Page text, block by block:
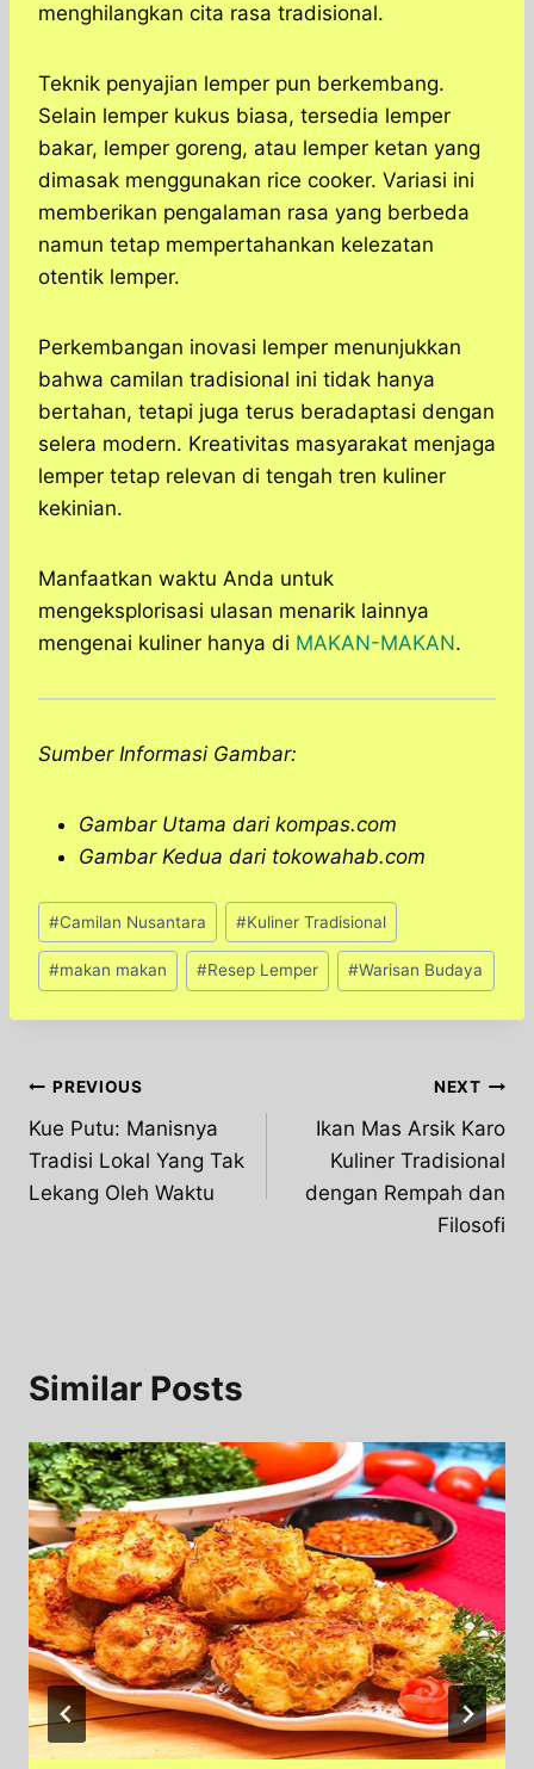
menghilangkan cita rasa tradisional.
Teknik penyajian lemper pun berkembang.
Selain lemper kukus biasa, tersedia lemper
bakar, lemper goreng, atau lemper ketan yang
dimasak menggunakan rice cooker. Variasi ini
memberikan pengalaman rasa yang berbeda
namun tetap mempertahankan kelezatan
otentik lemper.
Perkembangan inovasi lemper menunjukkan
bahwa camilan tradisional ini tidak hanya
bertahan, tetapi juga terus beradaptasi dengan
selera modern. Kreativitas masyarakat menjaga
lemper tetap relevan di tengah tren kuliner
kekinian.
Manfaatkan waktu Anda untuk
mengeksplorisasi ulasan menarik lainnya
mengenai kuliner hanya di MAKAN-MAKAN.
Sumber Informasi Gambar:
Gambar Utama dari kompas.com
Gambar Kedua dari tokowahab.com
Post
Tags:
#Camilan Nusantara #Kuliner Tradisional
#makan makan #Resep Lemper #Warisan Budaya
Post
navigation
PREVIOUS
Kue Putu: Manisnya
Tradisi Lokal Yang Tak
Lekang Oleh Waktu
NEXT
Ikan Mas Arsik Karo
Kuliner Tradisional
dengan Rempah dan
Filosofi
Similar Posts